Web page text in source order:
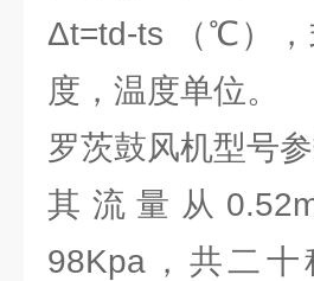
Δt=td-ts （℃）
度，温度单位。
罗茨鼓风机型号
其流量从
98Kpa，共二